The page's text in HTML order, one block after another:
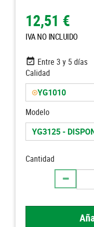
12,51 €
IVA NO INCLUIDO
Entre 3 y 5 días
Calidad
YG1010
Modelo
YG3125 -
Cantidad